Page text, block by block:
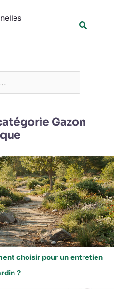
Gazon
choisir pour un entretien
?